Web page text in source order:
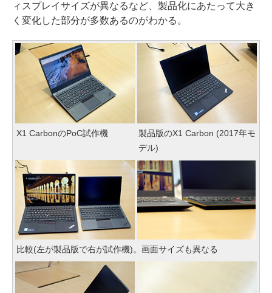
ィスプレイサイズが異なるなど、製品化にあたって大き
く変化した部分が多数あるのがわかる。
X1 CarbonのPoC試作機
製品版のX1 Carbon (2017年モ
デル)
比較(左が製品版で右が試作機)。画面サイズも異なる